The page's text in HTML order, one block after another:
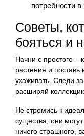
потребности
Советы,
бояться и
Начни с простого –
растения и поставь
ухаживать. Следи
расширяй
Не стремись к
существа, они
ничего страшного,